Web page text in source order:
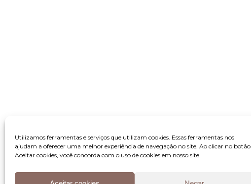
Utilizamos ferramentas e serviços que utilizam cookies. Essas ferramentas nos
ajudam a oferecer uma melhor experiência de navegação no site. Ao clicar no botão
Aceitar cookies, você concorda com o uso de cookies em nosso site.